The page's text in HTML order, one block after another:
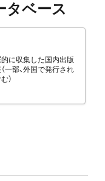
タベース
に収集した国内出版
一部、外国で発行され
）